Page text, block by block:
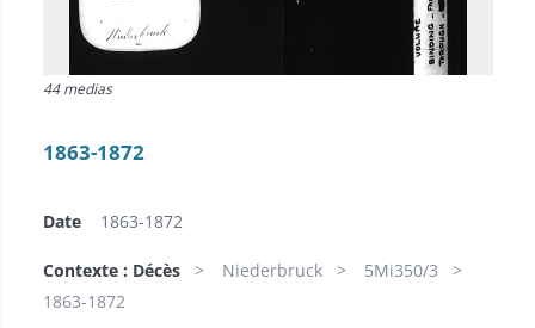
44 medias
1863-1872
Date 1863-1872
Contexte : Décès Niederbruck
5Mi350/3
1863-1872